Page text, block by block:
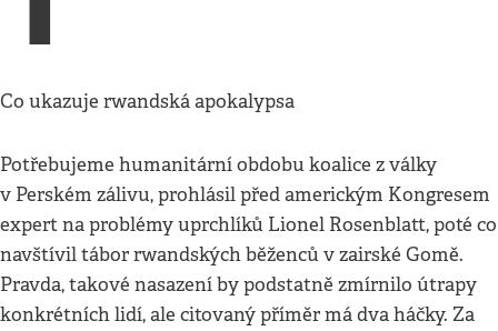
Co ukazuje rwandská apokalypsa
Potřebujeme humanitární obdobu koalice z války
v Perském zálivu, prohlásil před americkým Kongresem
expert na problémy uprchlíků Lionel Rosenblatt, poté co
navštívil tábor rwandských běženců v zairské Gomě.
Pravda, takové nasazení by podstatně zmírnilo útrapy
konkrétních lidí, ale citovaný příměr má dva háčky. Za